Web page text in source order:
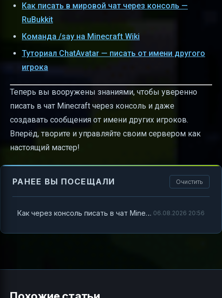
Как писать в мировой чат через консоль —
RuBukkit
Команда /say на Minecraft Wiki
Туториал ChatAvatar — писать от имени другого
игрока
Теперь вы вооружены знаниями, чтобы уверенно
писать в чат Minecraft через консоль и даже
создавать сообщения от имени других игроков.
Вперёд, творите и управляйте своим сервером как
настоящий мастер!
РАНЕЕ ВЫ ПОСЕЩАЛИ Очистить
Как через консоль писать в чат Minecraft — полное руководство 06.08.2026 20:56